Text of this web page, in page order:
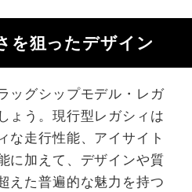
を狙ったデザイン
ッグシップモデル・レガ
ょう。現行型レガシィは
な走行性能、アイサイト
に加えて、デザインや質
えた普遍的な魅力を持つ